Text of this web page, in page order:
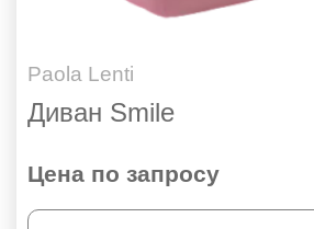
Paola Lenti
Диван Smile
Цена по запросу